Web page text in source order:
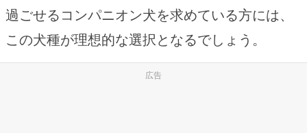
過ごせるコンパニオン犬を求めている方には、
この犬種が理想的な選択となるでしょう。
広告